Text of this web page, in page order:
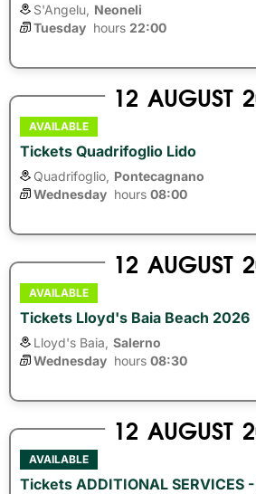
S'Angelu, Neoneli
Tuesday hours 22:00
12 AUGUST
AVAILABLE
Tickets Quadrifoglio Lido
Quadrifoglio, Pontecagnano
Wednesday hours 08:00
12 AUGUST
AVAILABLE
Tickets Lloyd's Baia Beach 2026
Lloyd's Baia, Salerno
Wednesday hours 08:30
12 AUGUST
AVAILABLE
Tickets ADDITIONAL SERVICES